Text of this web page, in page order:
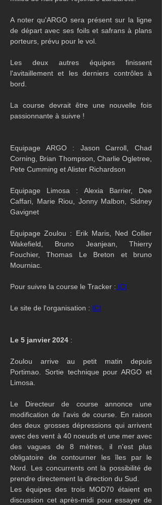
A noter qu'ARGO sera présent sur la ligne
de départ avec ses foils et safrans à plans
porteurs, prévu pour le vol.
Les deux autres équipes finissent
l'avitaillement et les derniers contrôles à
bord.
La course devrait être une nouvelle fois
passionnante à suivre !
Equipage ARGO : Jason Carroll, Chad
Corning, Brian Thompson, Charlie Ogletree,
Pete Cumming et Alister Richardson
Equipage Limosa : Alexia Barrier, Dee
Caffari, Marie Riou, Jonny Malbon, Sidney
Gavignet
Equipage Zoulou : Erik Maris, Ned Collier
Wakefield, Bruno Jeanjean, Thierry
Fouchier, Thomas Le Breton et bruno
Mourniac.
Pour suivre la course le Tracker : ICI
Le site de l'organisation : ICI
Le 5 janvier 2024 :
Zoulou arrive au petit matin depuis
Portimao. Sortie technique pour ARGO et
Limosa.
Le Directeur de course annonce une
modification de l'avis de course. En raison
des deux grosses dépressions qui arrivent
avec des vent à 40 noeuds et une mer avec
des vagues de 8 mètres, il n'est plus
obligatoire de contourner les îles par le
Nord. Les concurrents ont la possibilité de
prendre directement la direction du Sud.
Les équipes des trois MOD70 étaient en
discussion cet après-midi pour essayer de